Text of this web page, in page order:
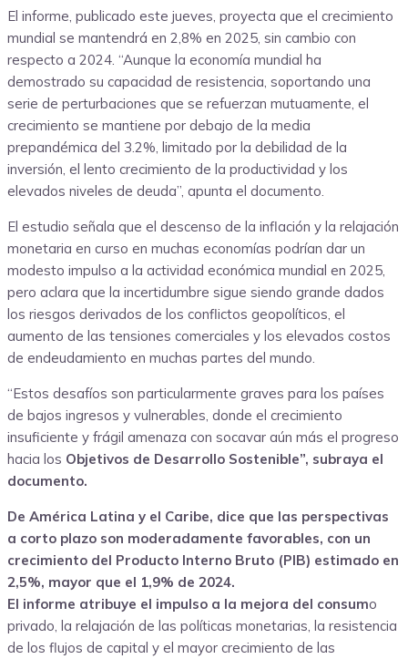
El informe, publicado este jueves, proyecta que el crecimiento
mundial se mantendrá en 2,8% en 2025, sin cambio con
respecto a 2024. “Aunque la economía mundial ha
demostrado su capacidad de resistencia, soportando una
serie de perturbaciones que se refuerzan mutuamente, el
crecimiento se mantiene por debajo de la media
prepandémica del 3.2%, limitado por la debilidad de la
inversión, el lento crecimiento de la productividad y los
elevados niveles de deuda”, apunta el documento.
El estudio señala que el descenso de la inflación y la relajación
monetaria en curso en muchas economías podrían dar un
modesto impulso a la actividad económica mundial en 2025,
pero aclara que la incertidumbre sigue siendo grande dados
los riesgos derivados de los conflictos geopolíticos, el
aumento de las tensiones comerciales y los elevados costos
de endeudamiento en muchas partes del mundo.
“Estos desafíos son particularmente graves para los países
de bajos ingresos y vulnerables, donde el crecimiento
insuficiente y frágil amenaza con socavar aún más el progreso
hacia los Objetivos de Desarrollo Sostenible”, subraya el
documento.
De América Latina y el Caribe, dice que las perspectivas
a corto plazo son moderadamente favorables, con un
crecimiento del Producto Interno Bruto (PIB) estimado en
2,5%, mayor que el 1,9% de 2024.
El informe atribuye el impulso a la mejora del consumo
privado, la relajación de las políticas monetarias, la resistencia
de los flujos de capital y el mayor crecimiento de las